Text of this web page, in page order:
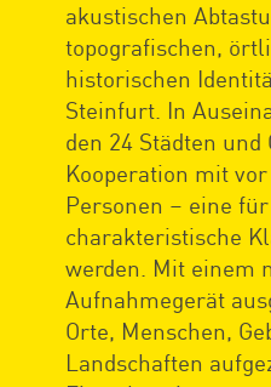
akustischen
topografischen,
historischen
Steinfurt. In
den 24 Städten
Kooperation mit
Personen – eine
charakteristische
werden. Mit einem
Aufnahmegerät
Orte, Menschen,
Landschaften